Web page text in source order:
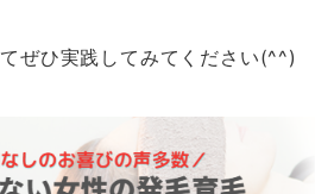
ぜひ実践してみてください(^^)